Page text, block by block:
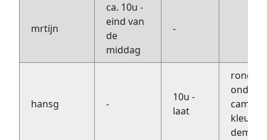
mrtijn
ca. 10u -
eind van
de
middag
-
hansg -
10u -
laat
kleur
demo